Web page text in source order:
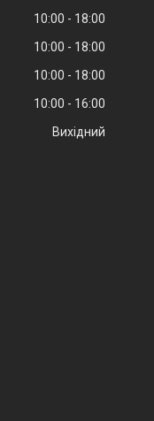
10:00
18:00
10:00
18:00
10:00
18:00
10:00
16:00
Вихідний